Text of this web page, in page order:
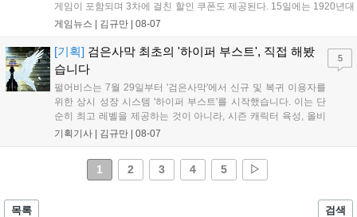
게임이 포함되며 3차에 걸친 할인 쿠폰도 제공된다. 15일에는 1920년대
경성 배경의 신작 그날의 신문이 출시되며, 15일부터 17일까지는 국내
은 공식 페이지에서 확인 가능하다....
게임뉴스 | 김규만 08-07
[기획] 검은사막 최초의 '하이퍼 부스트', 직접 해봤
습니다
펄어비스는 7월 29일부터 '검은사막'에서 신규 및 복귀 이용자를
위한 상시 성장 시스템 '하이퍼 부스트'를 시작했습니다. 이는 단
순히 최고 레벨을 제공하는 것이 아니라, 시즌 캐릭터 육성, 올비
아 아카데미 수료, 아침의 나라 설화 진행 등 4단계 과정을 통해
용자는 과제를 완수하며 동(V) 투발라 장비와 검은별 무기, 카라
자드 장신구 등을 획득해 주요 콘텐츠에 진입할 수 있습니다....
기획기사 | 김규만 08-07
5
1 2 3 4 5 ▷
목록 검색